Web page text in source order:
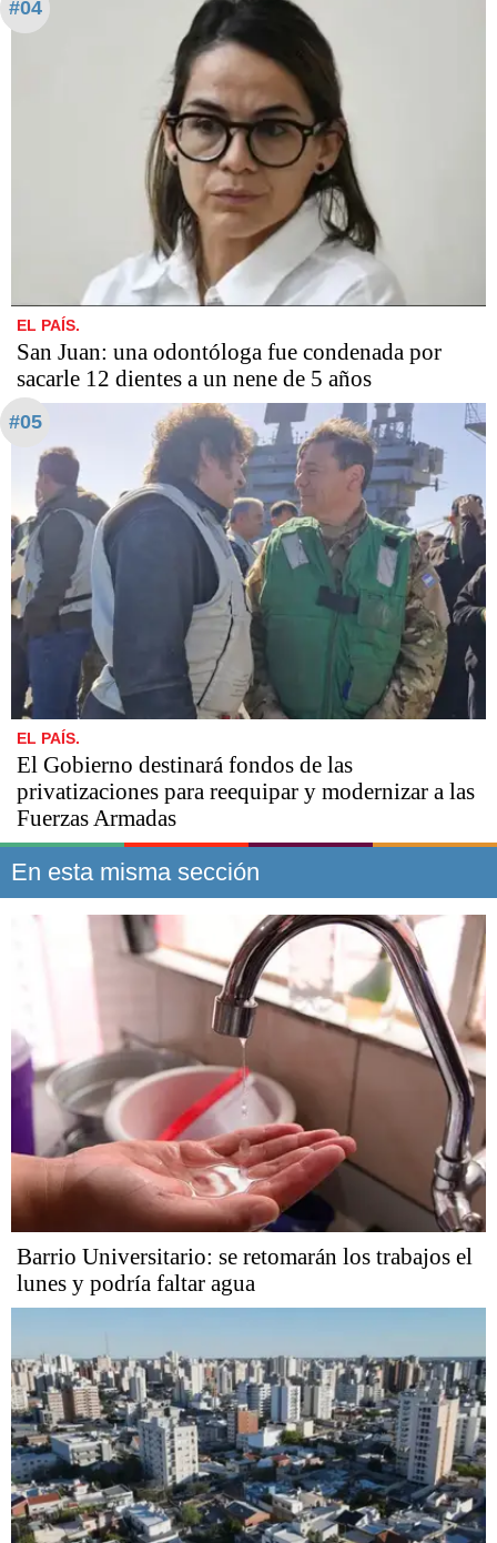
#04
EL PAÍS.
San Juan: una odontóloga fue condenada por
sacarle 12 dientes a un nene de 5 años
#05
EL PAÍS.
El Gobierno destinará fondos de las
privatizaciones para reequipar y modernizar a las
Fuerzas Armadas
En esta misma sección
Barrio Universitario: se retomarán los trabajos el
lunes y podría faltar agua